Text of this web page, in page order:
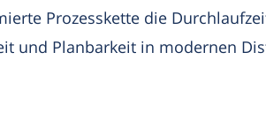
Prozesskette die
und Planbarkeit in modernen